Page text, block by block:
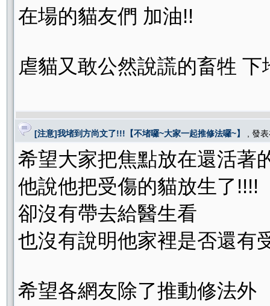
在場的貓友們 加油!!
虐貓又敢公然說謊的畜牲 下
[注意]我堵到方尚文了!!!【不堵囉~大家一起推修法囉~】 , 發
希望大家把焦點放在還活著
他說他把受傷的貓放生了!!!!
卻沒有帶去給醫生看
也沒有說明他家裡是否還有
希望各網友除了推動修法外